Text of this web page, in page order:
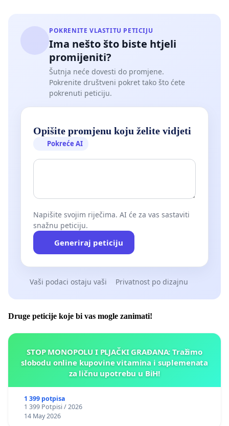
POKRENITE VLASTITU PETICIJU
Ima nešto što biste htjeli
promijeniti?
Šutnja neće dovesti do promjene.
Pokrenite društveni pokret tako što ćete
pokrenuti peticiju.
Opišite promjenu koju želite vidjeti
Pokreće AI
Napišite svojim riječima. AI će za vas sastaviti
snažnu peticiju.
Generiraj peticiju
Vaši podaci ostaju vaši Privatnost po dizajnu
Druge peticije koje bi vas mogle zanimati!
STOP MONOPOLU I PLJAČKI GRAĐANA: Tražimo
slobodu online kupovine vitamina i suplemenata
za ličnu upotrebu u BiH!
1 399 potpisa
1 399 Potpisi / 2026
14 May 2026